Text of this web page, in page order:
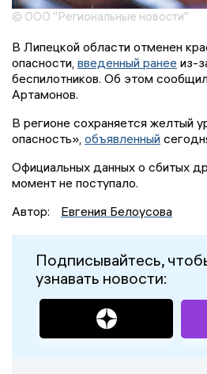
© ООО "Региональные новости"
В Липецкой области отменен
опасности, введенный ранее из-
беспилотников. Об этом
Артамонов.
В регионе сохраняется желтый
опасность», объявленный
Официальных данных о сбитых
момент не поступало.
Автор:
Евгения Белоусова
Подписывайтесь,
узнавать новости: